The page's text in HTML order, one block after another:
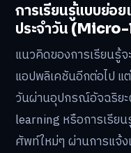
การเรียนรู้แบบย่อ
ประจำวัน
แนวคิดของการเรียนรู้
แอปพลิเคชันอีกต่อไป แ
วันผ่านอุปกรณ์อัจฉริยะ
learning หรือการเรียน
ศัพท์ใหม่ๆ ผ่านการแจ้